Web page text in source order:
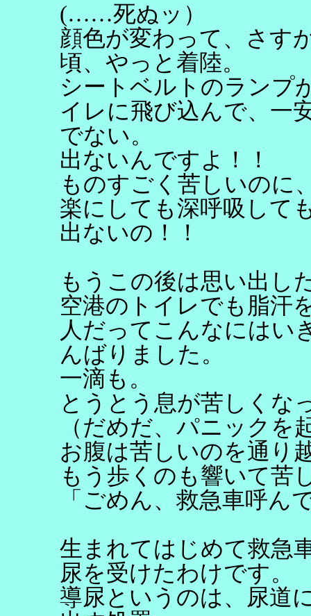
(……死ぬッ）
顔色が変わって、さす
頃、やっと着陸。
シートベルトのランプ
イレに飛び込んで、一
でない。
出ないんですよ！！
ものすごく苦しいのに
楽にしても深呼吸して
出ないの！！
もうこの後は思い出し
空港のトイレでも脂汗
人だってこんなにはい
んばりました。
一滴も。
とうとう息が苦しくな
（だめだ、パニックを
お腹は苦しいのを通り
もう歩くのも響いて苦
「ごめん、救急車呼ん
生まれてはじめて救急
尿を受けたわけです。
導尿というのは、尿道